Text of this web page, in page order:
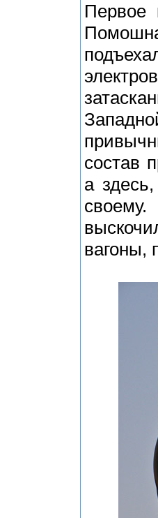
Первое
состав
а
вагоны,